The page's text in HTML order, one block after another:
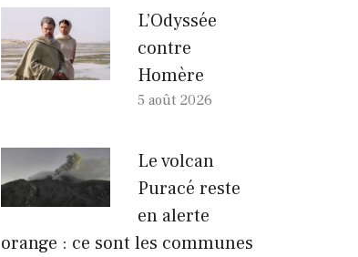
L’Odyssée
contre
Homère
5 août 2026
Le volcan
Puracé reste
en alerte
orange : ce sont les communes